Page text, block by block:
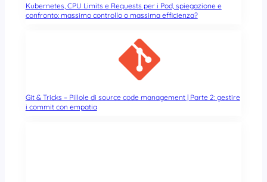
Kubernetes, CPU Limits e Requests per i Pod, spiegazione e
confronto: massimo controllo o massima efficienza?
Git & Tricks – Pillole di source code management | Parte 2: gestire
i commit con empatia